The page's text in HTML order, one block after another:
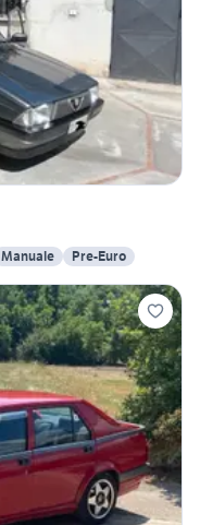
Manuale Pre-Euro